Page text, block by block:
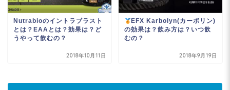
Nutrabioのイントラブラスト
とは？EAAとは？効果は？ど
うやって飲むの？
2018年10月11日
EFX Karbolyn(カーボリン)
の効果は？飲み方は？いつ飲
むの？
2018年9月19日